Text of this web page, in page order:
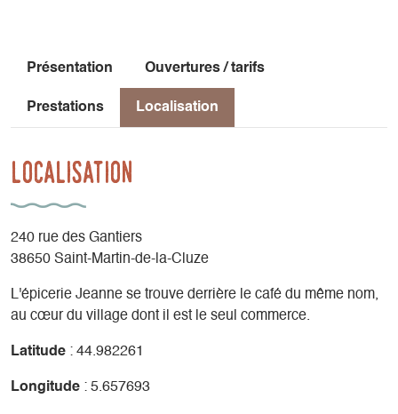
Présentation Ouvertures / tarifs
Prestations Localisation
Localisation
240 rue des Gantiers
38650 Saint-Martin-de-la-Cluze
L'épicerie Jeanne se trouve derrière le café du même nom,
au cœur du village dont il est le seul commerce.
Latitude : 44.982261
Longitude : 5.657693